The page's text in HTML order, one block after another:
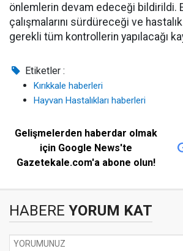
önlemlerin devam edeceği bildirildi.
çalışmalarını sürdüreceği ve
gerekli tüm kontrollerin yapılacağı
Etiketler :
Kırıkkale haberleri
Hayvan Hastalıkları haberleri
Gelişmelerden haberdar olmak
için Google News'te
Gazetekale.com'a abone olun!
HABERE YORUM KAT